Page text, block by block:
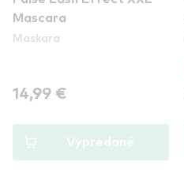
Mascara
Maskara
14,99 €
Vypredané